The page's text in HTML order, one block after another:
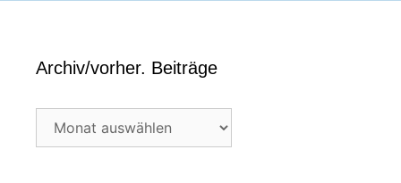
Archiv/vorher. Beiträge
Beiträge